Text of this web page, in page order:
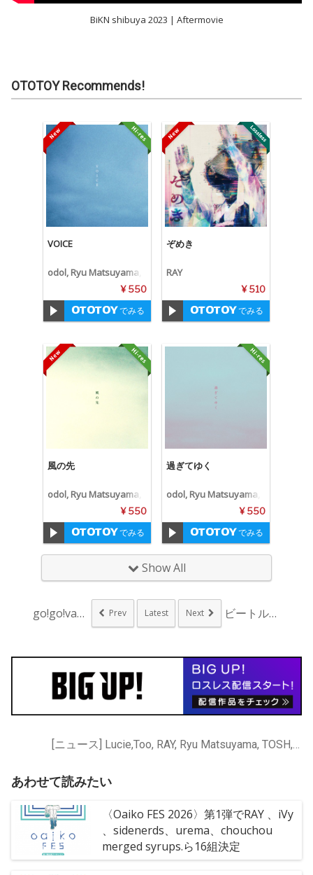
BiKN shibuya 2023 | Aftermovie
OTOTOY Recommends!
VOICE
odol, Ryu Matsuyama,
odol × Ryu Matsuyama
¥ 550
でみる
ぞめき
RAY
¥ 510
でみる
風の先
odol, Ryu Matsuyama,
odol × Ryu Matsuyama
¥ 550
でみる
過ぎてゆく
odol, Ryu Matsuyama,
odol × Ryu Matsuyama
¥ 550
でみる
Show All
go!go!vani... Prev Latest Next ビートルズの「瞑想」...
[ニュース] Lucie,Too, RAY, Ryu Matsuyama, TOSH, ねおち
あわせて読みたい
〈Oaiko FES 2026〉第1弾でRAY 、iVy
、sidenerds、urema、chouchou
merged syrups.ら16組決定